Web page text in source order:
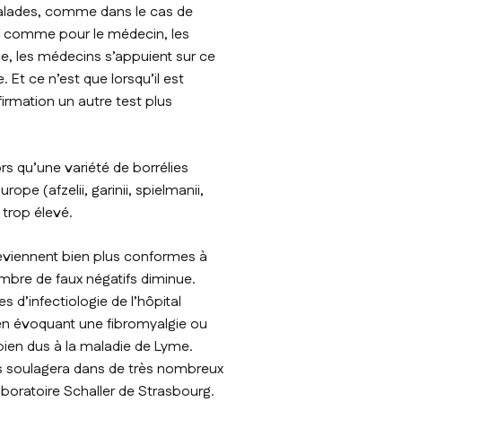
comme dans le cas de
comme pour le médecin, les
les médecins s’appuient sur ce
ce n’est que lorsqu’il est
un autre test plus
qu’une variété de borrélies
(afzelii, garinii, spielmanii,
élevé.
bien plus conformes à
de faux négatifs diminue.
d’infectiologie de l’hôpital
évoquant une fibromyalgie ou
dus à la maladie de Lyme.
dans de très nombreux
Schaller de Strasbourg.